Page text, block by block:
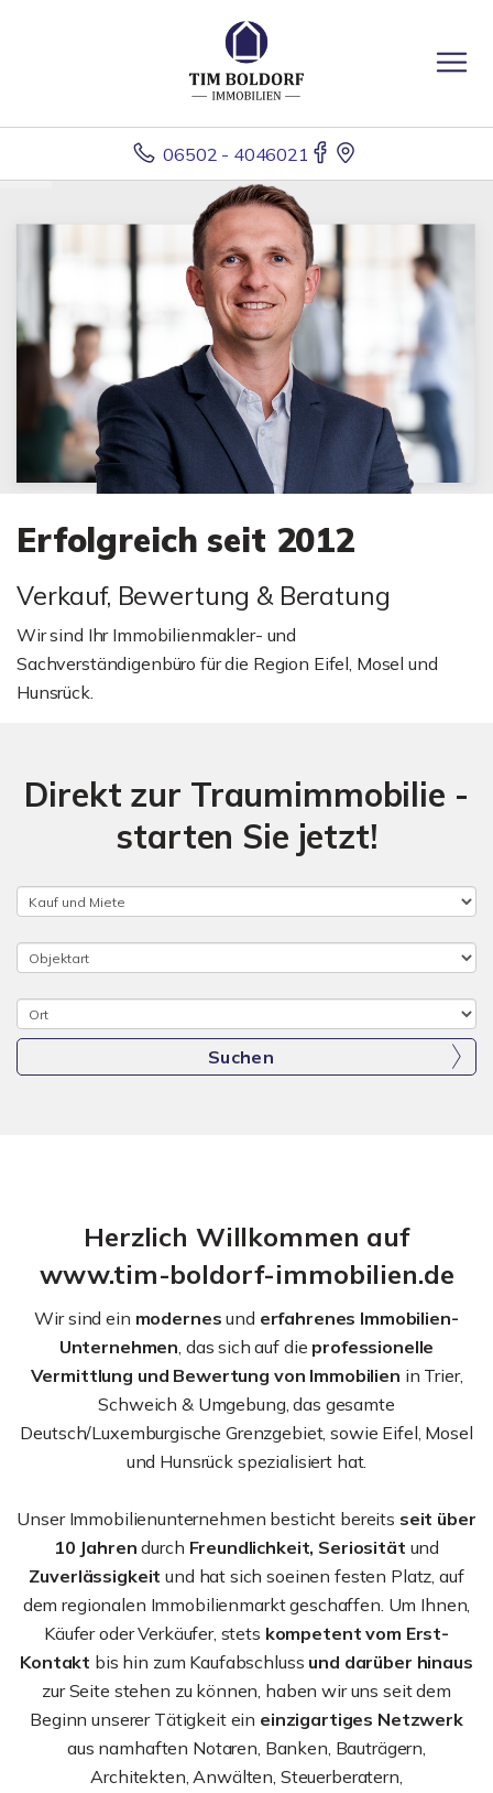
06502 - 4046021
Erfolgreich seit 2012
Verkauf, Bewertung & Beratung
Wir sind Ihr Immobilienmakler- und
Sachverständigenbüro für die Region Eifel, Mosel und
Hunsrück.
Direkt zur Traumimmobilie -
starten Sie jetzt!
Suchen
Herzlich Willkommen auf
www.tim-boldorf-immobilien.de
Wir sind ein modernes und erfahrenes Immobilien-
Unternehmen, das sich auf die professionelle
Vermittlung und Bewertung von Immobilien in Trier,
Schweich & Umgebung, das gesamte
Deutsch/Luxemburgische Grenzgebiet, sowie Eifel, Mosel
und Hunsrück spezialisiert hat.
Unser Immobilienunternehmen besticht bereits seit über
10 Jahren durch Freundlichkeit, Seriosität und
Zuverlässigkeitund hat sich soeinen festen Platz, auf
dem regionalen Immobilienmarkt geschaffen. Um Ihnen,
Käufer oder Verkäufer, stets kompetent vom Erst-
Kontakt bis hin zum Kaufabschluss und darüber hinaus
zur Seite stehen zu können, haben wir uns seit dem
Beginn unserer Tätigkeit ein einzigartiges Netzwerk
aus namhaften Notaren, Banken, Bauträgern,
Architekten, Anwälten, Steuerberatern,